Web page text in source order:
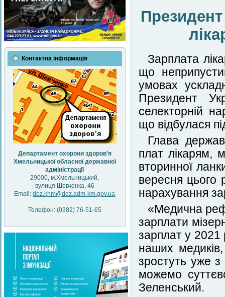
Контактна інформація
Департамент охорони здоров’я
Хмельницької обласної державної
адміністрації
29000, м.Хмельницький,
вулиця Шевченка, 46
Email:doz.khm@doz.adm-km.gov.ua
Телефон: (0382) 76-51-65
Зарплата
що
умовах
Президент
селекторній
що відбулася
Глава
плат лікарям,
вторинної
вересня цього
нарахування
«Медична
зарплати
зарплат у 2021
наших
зростуть уже
можемо
Зеленський.